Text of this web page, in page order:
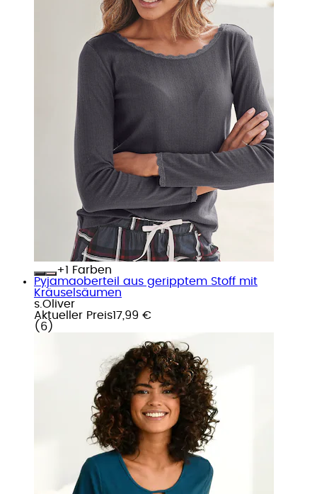
+
Farben
Pyjamaoberteil aus geripptem Stoff mit
Kräuselsäumen
s.Oliver
Aktueller Preis17,99 €
( 6 )